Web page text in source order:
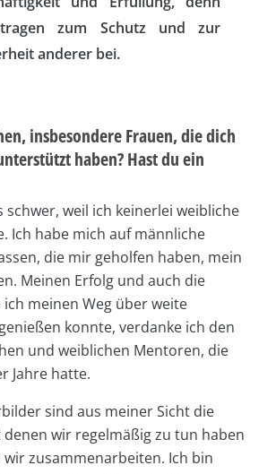
zum Schutz und zur
anderer bei.
insbesondere Frauen, die dich
haben? Hast du ein
schwer, weil ich keinerlei weibliche
Ich habe mich auf männliche
die mir geholfen haben, mein
Meinen Erfolg und auch die
ich meinen Weg über weite
konnte, verdanke ich den
und weiblichen Mentoren, die
Jahre hatte.
sind aus meiner Sicht die
denen wir regelmäßig zu tun haben
zusammenarbeiten. Ich bin